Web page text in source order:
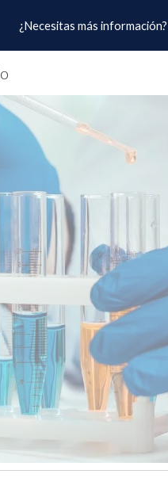
Skip to main content
¿Necesitas más